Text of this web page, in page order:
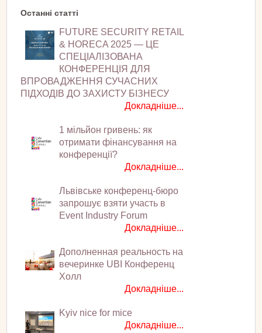
Останні статті
FUTURE SECURITY RETAIL
& HORECA 2025 — ЦЕ
СПЕЦІАЛІЗОВАНА
КОНФЕРЕНЦІЯ ДЛЯ
ВПРОВАДЖЕННЯ СУЧАСНИХ
ПІДХОДІВ ДО ЗАХИСТУ БІЗНЕСУ
Докладніше...
1 мільйон гривень: як
отримати фінансування на
конференції?
Докладніше...
Львівське конференц-бюро
запрошує взяти участь в
Event Industry Forum
Докладніше...
Дополненная реальность на
вечеринке UBI Конференц
Холл
Докладніше...
Kyiv nice for mice
Докладніше...